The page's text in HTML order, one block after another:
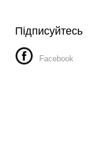
Підписуйтесь
Facebook